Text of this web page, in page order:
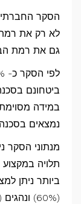
הסקר
לא רק את
גם את רמת
נמצאים
מנתוני הסקר
תלויה